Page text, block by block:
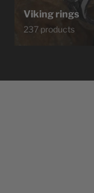
Viking rings
237 products